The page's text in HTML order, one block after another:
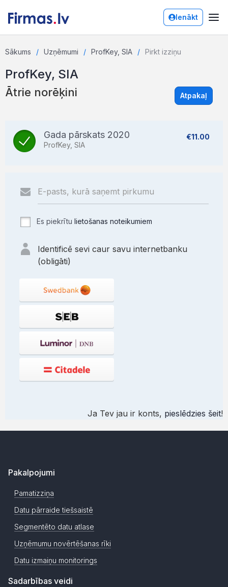
Ienākt
Sākums Uzņēmumi ProfKey, SIA Pirkt izziņu
ProfKey, SIA
Ātrie norēķini Atpakaļ
Gada pārskats 2020
ProfKey, SIA
€11.00
Es piekrītu lietošanas noteikumiem
Identificē sevi caur savu internetbanku
(obligāti)
Ja Tev jau ir konts, pieslēdzies šeit!
Pakalpojumi
Pamatizziņa
Datu pārraide tiešsaistē
Segmentēto datu atlase
Uzņēmumu novērtēšanas rīki
Datu izmaiņu monitorings
Sadarbības veidi